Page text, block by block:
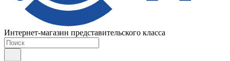
Интернет-магазин представительского класса